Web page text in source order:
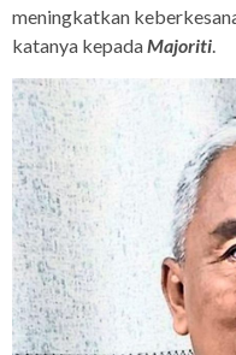
meningkatkan
katanya kepada Majoriti